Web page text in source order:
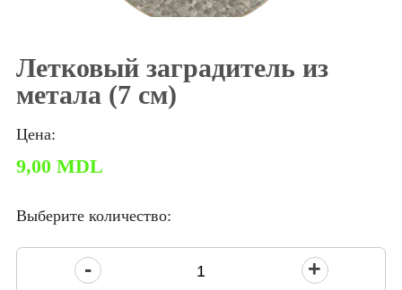
Летковый заградитель из
метала (7 см)
Цена:
9,00 MDL
Выберите количество:
Количество